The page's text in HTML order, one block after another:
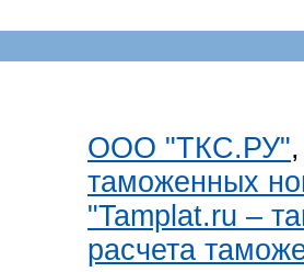
ООО "ТКС.РУ"
таможенных
"Tamplat.ru –
расчета